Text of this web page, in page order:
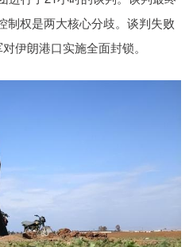
制权是两大核心分歧。谈判失败
伊朗港口实施全面封锁。